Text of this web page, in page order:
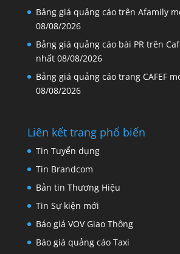
Bảng giá quảng cáo trên Afamily
08/08/2026
Bảng giá quảng cáo bài PR trên
nhất 08/08/2026
Bảng giá quảng cáo trang CAFEF
08/08/2026
Liên kết trang phổ biến
Tin Tuyển dụng
Tin Brandcom
Bản tin Thương Hiệu
Tin Sự kiện mới
Báo giá VOV Giao Thông
Báo giá quảng cáo Taxi